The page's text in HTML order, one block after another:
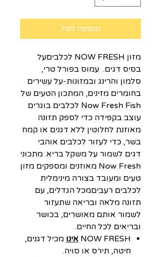
הוספה לסל
מזון NOW FRESH לכלביםעל
בסיס דגים. עמוס בפורל טרי,
סלמון והרינג ובמזונות-על עשירים
בחומרים מזינים, המתכון הטעים של
Now Fresh Fish לכלבים בוגרים
עוצב בקפידה כדי לספק תזונה
מאוזנת לחלוטין ללא דגנים או קמח
בשר, כדי לעזור לכלבים אוהבי
דגים לשמור על משקל בריא. מתכוני
Now Fresh מאוזנים ומספקים מזון
טעים ומעובד בצורה מינימלית
לכלבים רעביםמכל הגדלים, עם
תזונה מלאה ובריאה שתעזור
לשמור אותם מאושרים, בכושר
ובריאים לכל החיים.
NOW FRESH אינו מכיל דגנים,
חיטה, תירס או סויה.